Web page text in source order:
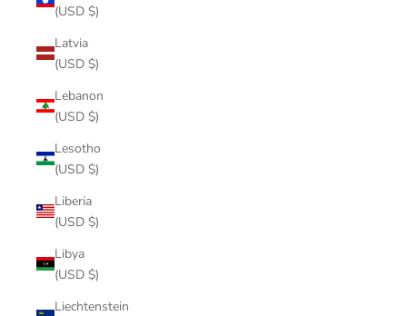
(USD $)
Latvia
(USD $)
Lebanon
(USD $)
Lesotho
(USD $)
Liberia
(USD $)
Libya
(USD $)
Liechtenstein